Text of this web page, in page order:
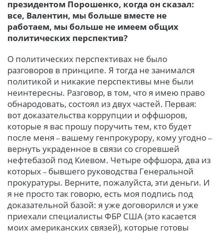
президентом Порошенко, когда он сказал:
все, Валентин, мы больше вместе не
работаем, мы больше не имеем общих
политических перспектив?
О политических перспективах не было
разговоров в принципе. Я тогда не занимался
политикой и никакие перспективы мне были
неинтересны. Разговор, в том, что я имею право
обнародовать, состоял из двух частей. Первая:
вот доказательства коррупции и оффшоров,
которые я вас прошу поручить тем, кто будет
после меня – вашему генпрокурору, кому угодно –
вернуть украденное в связи со сгоревшей
нефтебазой под Киевом. Четыре оффшора, два из
которых – бывшего руководства Генеральной
прокуратуры. Верните, пожалуйста, эти деньги. И
я не просто так говорю, есть моя подпись под
доказательной базой: я уже договорился и уже
приехали специалисты ФБР США (это касается
моих американских связей), которые готовы